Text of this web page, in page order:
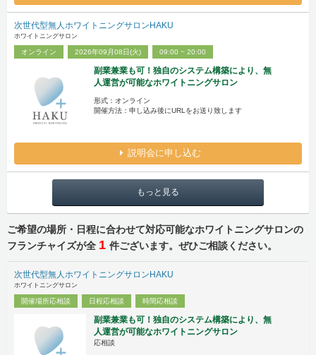
次世代型無人ホワイトニングサロンHAKU
ホワイトニングサロン
オンライン 2026年09月08日(火) 09:00 ~ 20:00
副業兼業も可！独自のシステム構築により、無
人運営が可能なホワイトニングサロン
形式：オンライン
開催方法：申し込み後にURLをお送り致します
説明会に申し込む
もっと見る
ご希望の場所・日程に合わせて対応可能なホワイトニングサロンの
フランチャイズが全 1 件ございます。ぜひご相談ください。
次世代型無人ホワイトニングサロンHAKU
ホワイトニングサロン
開催場所応相談 日程応相談 時間応相談
副業兼業も可！独自のシステム構築により、無
人運営が可能なホワイトニングサロン
応相談